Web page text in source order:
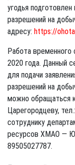
угодья
разрешений на
адресу: https://
Работа временного
2020 года. Данный
для подачи
разрешений на
можно обращаться
Царегородцеву,
сотруднику
ресурсов ХМАО —
89505027787.